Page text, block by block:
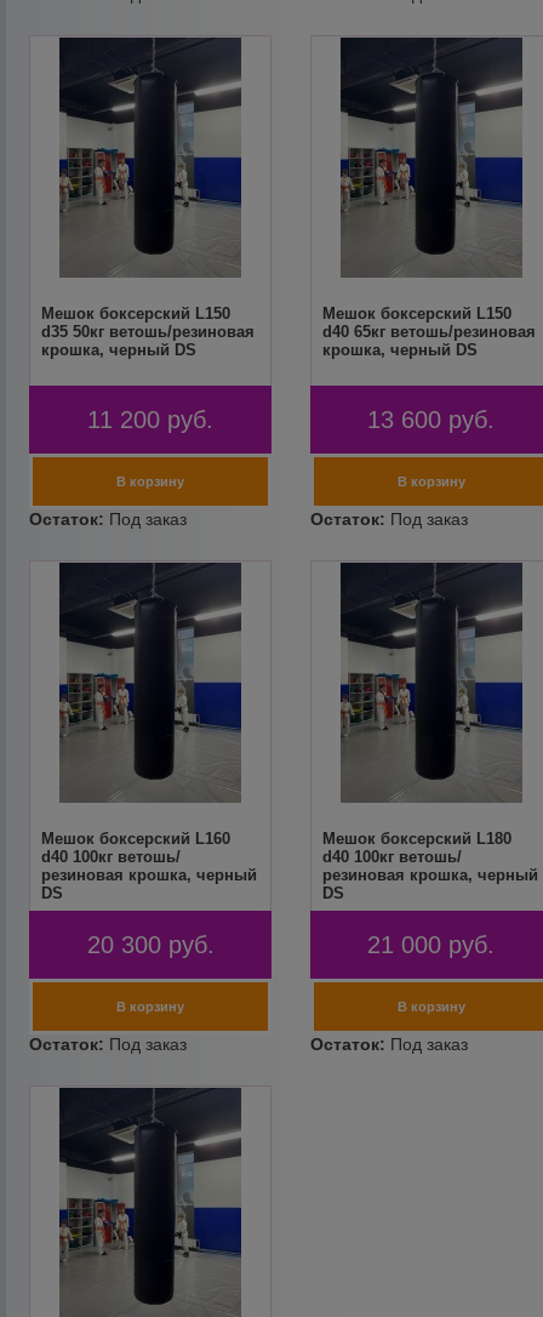
Мешок боксерский L150
d35 50кг ветошь/резиновая
крошка, черный DS
11 200 руб.
Мешок боксерский L150
d40 65кг ветошь/резиновая
крошка, черный DS
13 600 руб.
Мешок боксерский L160
d40 100кг ветошь/
резиновая крошка, черный
DS
20 300 руб.
Мешок боксерский L180
d40 100кг ветошь/
резиновая крошка, черный
DS
21 000 руб.